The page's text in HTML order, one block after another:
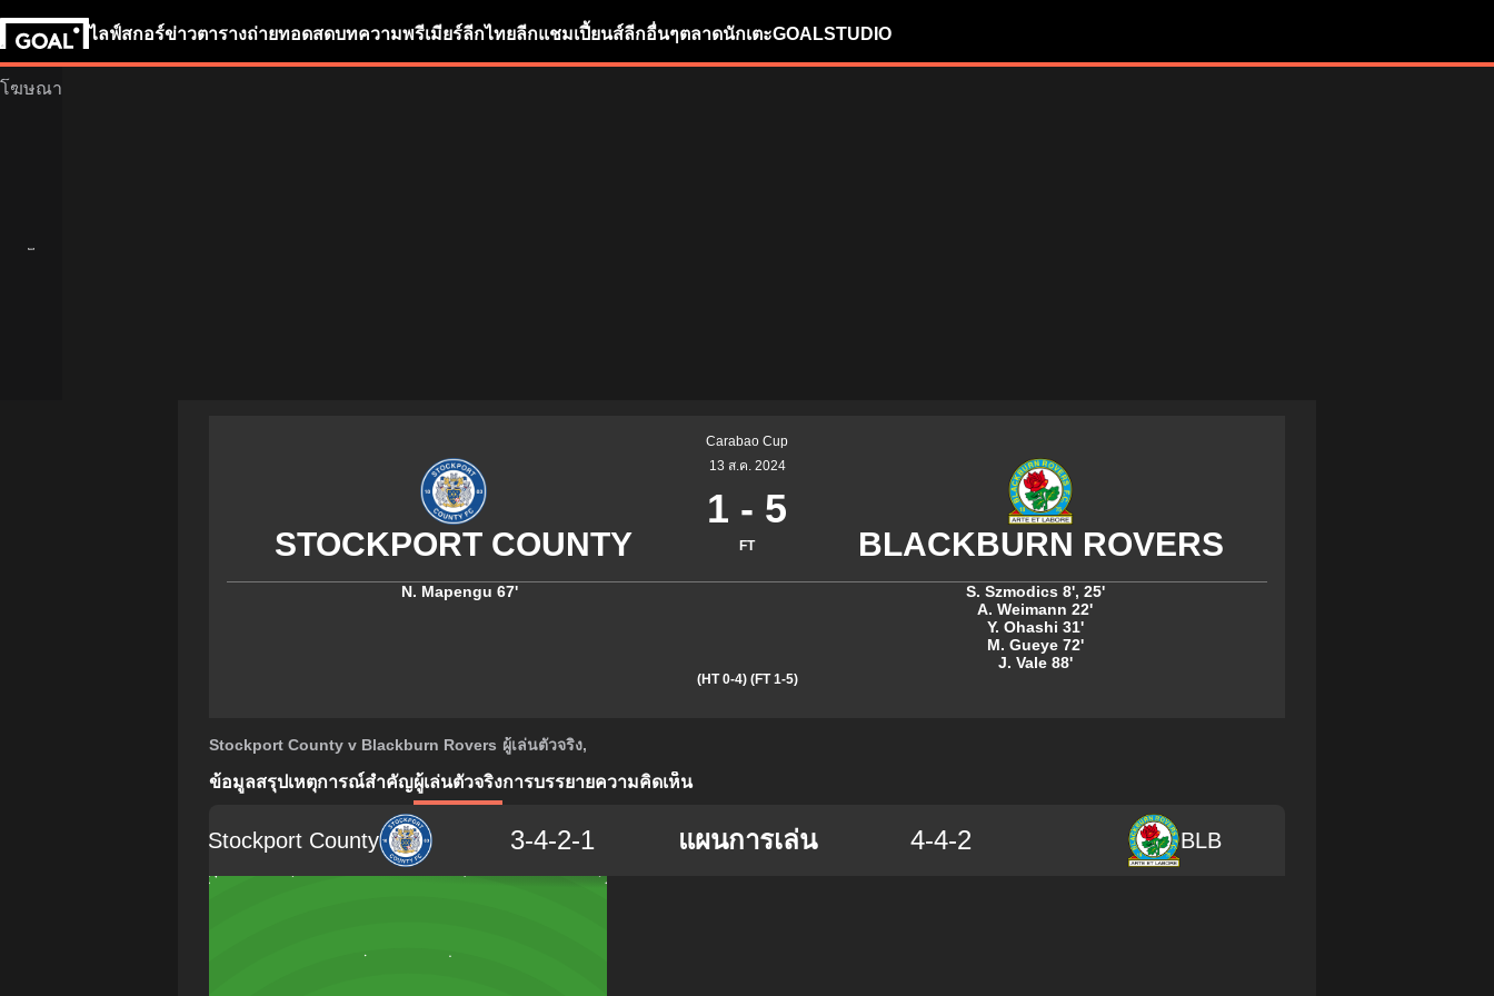
ไลฟ์สกอร์ข่าวตารางถ่ายทอดสดบทความพรีเมียร์ลีกไทยลีกแชมเปี้ยนส์ลีกอื่นๆตลาดนักเตะGOALSTUDIO
Carabao Cup
13 ส.ค. 2024
1 - 5
FT
N. Mapengu 67' S. Szmodics 8', 25'
A. Weimann 22'
Y. Ohashi 31'
M. Gueye 72'
J. Vale 88'
(HT 0-4) (FT 1-5)
Stockport County v Blackburn Rovers ผู้เล่นตัวจริง,
ข้อมูลสรุปเหตุการณ์สำคัญผู้เล่นตัวจริงการบรรยายความคิดเห็น
Stockport County 3-4-2-1 แผนการเล่น 4-4-2 BLB